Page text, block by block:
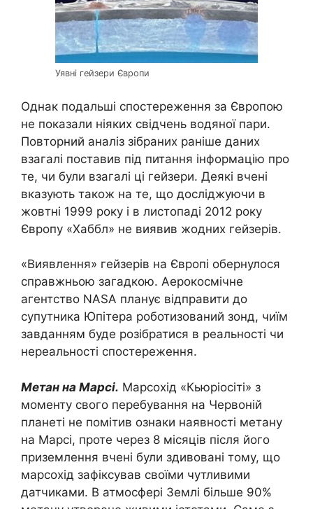
Уявні гейзери Європи
Однак подальші спостереження за Європою
не показали ніяких свідчень водяної пари.
Повторний аналіз зібраних раніше даних
взагалі поставив під питання інформацію про
те, чи були взагалі ці гейзери. Деякі вчені
вказують також на те, що досліджуючи в
жовтні 1999 року і в листопаді 2012 року
Європу «Хаббл» не виявив жодних гейзерів.
«Виявлення» гейзерів на Європі обернулося
справжньою загадкою. Аерокосмічне
агентство NASA планує відправити до
супутника Юпітера роботизований зонд, чиїм
завданням буде розібратися в реальності чи
нереальності спостереження.
Метан на Марсі. Марсохід «Кьюріосіті» з
моменту свого перебування на Червоній
планеті не помітив ознаки наявності метану
на Марсі, проте через 8 місяців після його
приземлення вчені були здивовані тому, що
марсохід зафіксував своїми чутливими
датчиками. В атмосфері Землі більше 90%